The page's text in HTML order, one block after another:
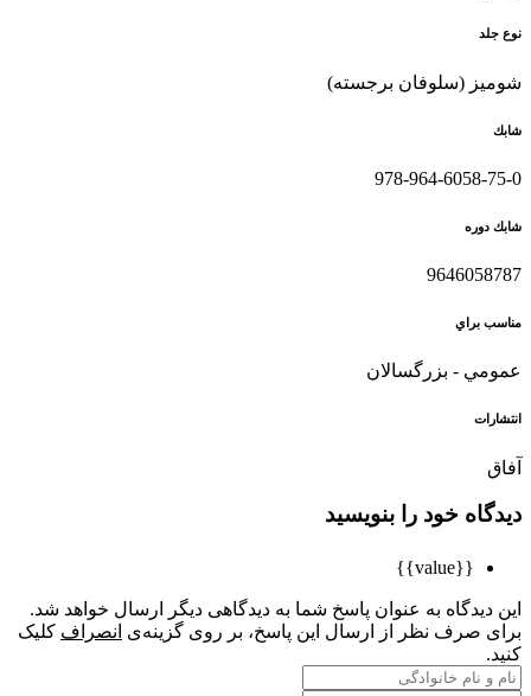
نوع جلد
شومیز (سلوفان برجسته)
شابك
978-964-6058-75-0
شابك دوره
9646058787
مناسب براي
عمومي - بزرگسالان
انتشارات
آفاق
دیدگاه خود را بنویسید
{{value}}
این دیدگاه به عنوان پاسخ شما به دیدگاهی دیگر ارسال خواهد شد.
برای صرف نظر از ارسال این پاسخ، بر روی گزینه‌ی انصراف کلیک
کنید.